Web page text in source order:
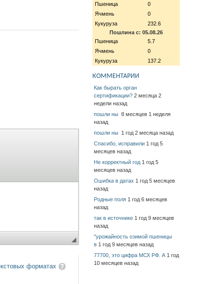
форматах
Пшеница
0
Ячмень
0
Кукуруза
232.6
Пошлина с: 05.08.26
Пшеница
5.7
Ячмень
0
Кукуруза
137.2
КОММЕНТАРИИ
Как бырать орган
сертификации? 2 месяца 2
недели назад
пошли ны 8 месяцев 1 неделя
назад
пошли ны 1 год 2 месяца назад
Спасибо, исправили 1 год 5
месяцев назад
Не корректный год 1 год 5
месяцев назад
Ошибка в датах 1 год 5 месяцев
назад
Родные поля 1 год 6 месяцев
назад
так в источнике 1 год 9 месяцев
назад
"урожайность озимой пшеницы
в 1 год 9 месяцев назад
77700, это цифра МСХ РФ. А 1 год
10 месяцев назад